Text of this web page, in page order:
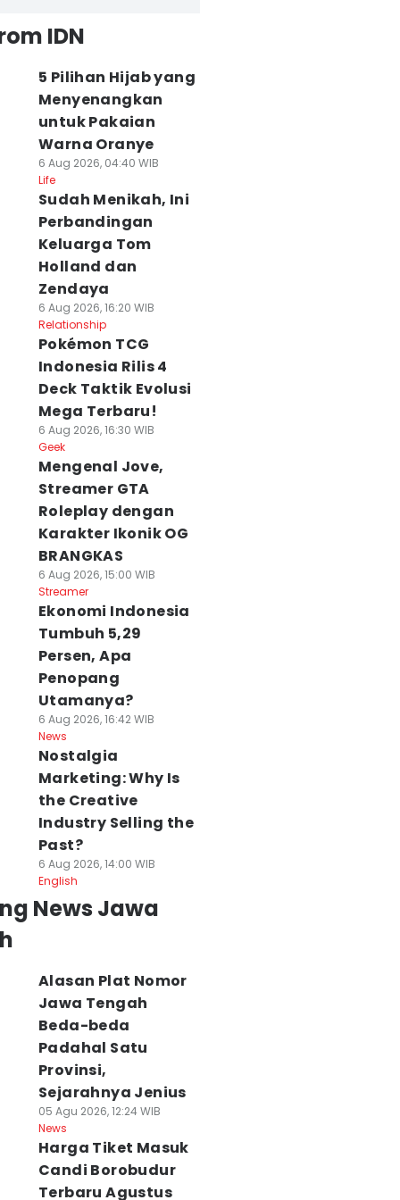
Code: Cara
Lomba
Kerupuk
Hukum
Bukan
Hoki
2026, 15:30 WIB
4 Jurus Ampuh
Bank Daerah Jaga
Keamanan
Penipuan Digital
IDN
5 Pilihan Hijab yang
Menyenangkan
untuk Pakaian
Warna Oranye
6 Aug 2026, 04:40 WIB
Life
Sudah Menikah, Ini
Perbandingan
Keluarga Tom
Holland dan
Zendaya
6 Aug 2026, 16:20 WIB
Relationship
Pokémon TCG
Indonesia Rilis 4
Deck Taktik Evolusi
Mega Terbaru!
6 Aug 2026, 16:30 WIB
Geek
Mengenal Jove,
Streamer GTA
Roleplay dengan
Karakter Ikonik OG
BRANGKAS
6 Aug 2026, 15:00 WIB
Streamer
Ekonomi Indonesia
Tumbuh 5,29
Persen, Apa
Penopang
Utamanya?
6 Aug 2026, 16:42 WIB
News
Nostalgia
Marketing: Why Is
the Creative
Industry Selling the
Past?
6 Aug 2026, 14:00 WIB
English
News Jawa
Alasan Plat Nomor
Jawa Tengah
Beda-beda
Padahal Satu
Provinsi,
Sejarahnya Jenius
05 Agu 2026, 12:24 WIB
News
Harga Tiket Masuk
Candi Borobudur
Terbaru Agustus